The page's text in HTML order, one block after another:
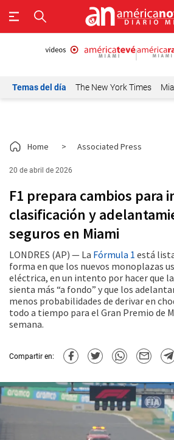
Temas del día The New York Times
Home > Associated Press
20 de abril de 2026
F1 prepara cambios para
clasificación y
seguros en Miami
LONDRES (AP) — La Fórmula 1 está
forma en que los nuevos monoplazas
eléctrica, en un intento por hacer que
sienta más “a fondo” y que los
menos probabilidades de derivar en
todo a tiempo para el Gran Premio de
semana.
Compartir en: